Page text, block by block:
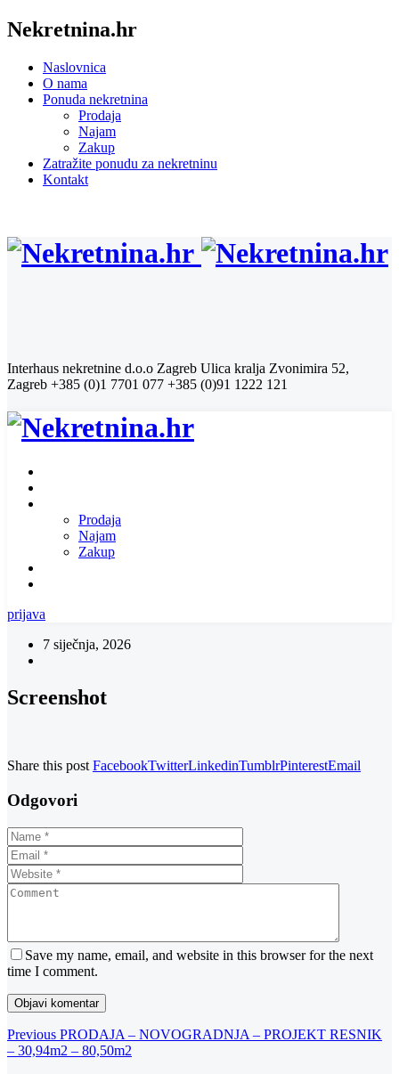
Nekretnina.hr
Naslovnica
O nama
Ponuda nekretnina
Prodaja
Najam
Zakup
Zatražite ponudu za nekretninu
Kontakt
Interhaus nekretnine d.o.o Zagreb Ulica kralja Zvonimira 52,
Zagreb +385 (0)1 7701 077 +385 (0)91 1222 121
Prodaja
Najam
Zakup
prijava
7 siječnja, 2026
Screenshot
Share this post FacebookTwitterLinkedinTumblrPinterestEmail
Odgovori
Save my name, email, and website in this browser for the next
time I comment.
Navigacija
objava
Previous
Post
Previous PRODAJA – NOVOGRADNJA – PROJEKT RESNIK
– 30,94m2 – 80,50m2